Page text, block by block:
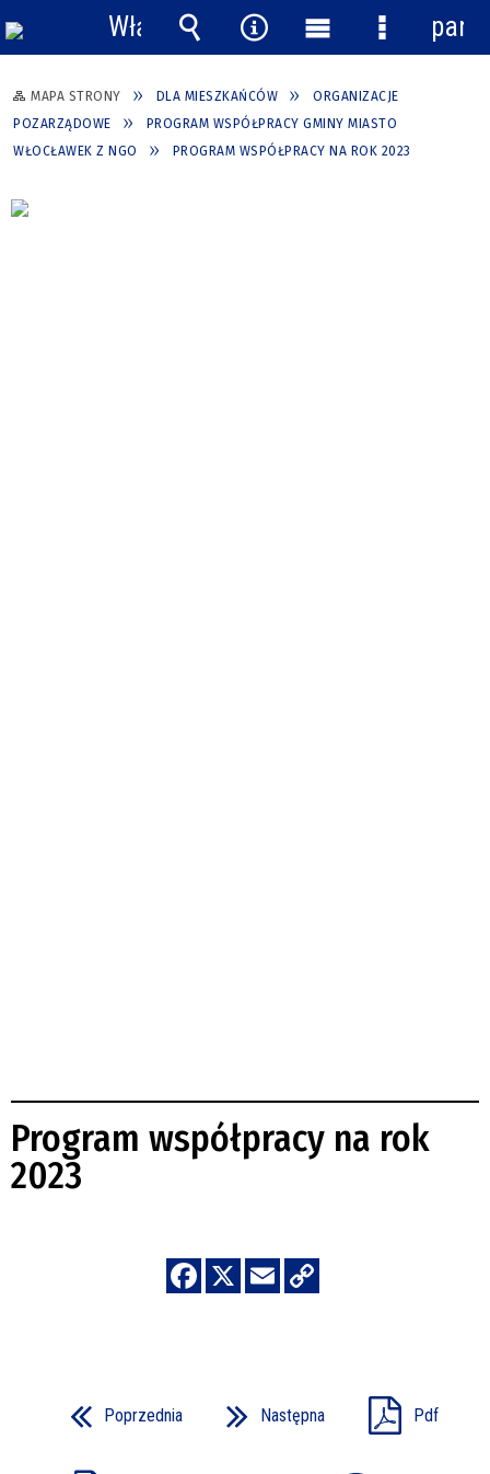
MAPA STRONY DLA MIESZKAŃCÓW
ORGANIZACJE
POZARZĄDOWE
PROGRAM WSPÓŁPRACY GMINY MIASTO
WŁOCŁAWEK Z NGO
PROGRAM WSPÓŁPRACY NA ROK 2023
Program współpracy na rok
2023
Poprzednia Następna Pdf
Włącz
powiadomienia
Wyszukiwarka
Narzędzia
Menu
główne
Menu
panel